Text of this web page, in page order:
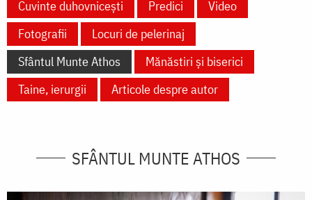
Cuvinte duhovnicești
Predici
Video
Fotografii
Locuri de pelerinaj
Sfântul Munte Athos
Mănăstiri și biserici
Taine, ierurgii
Articole despre autor
SFÂNTUL MUNTE ATHOS